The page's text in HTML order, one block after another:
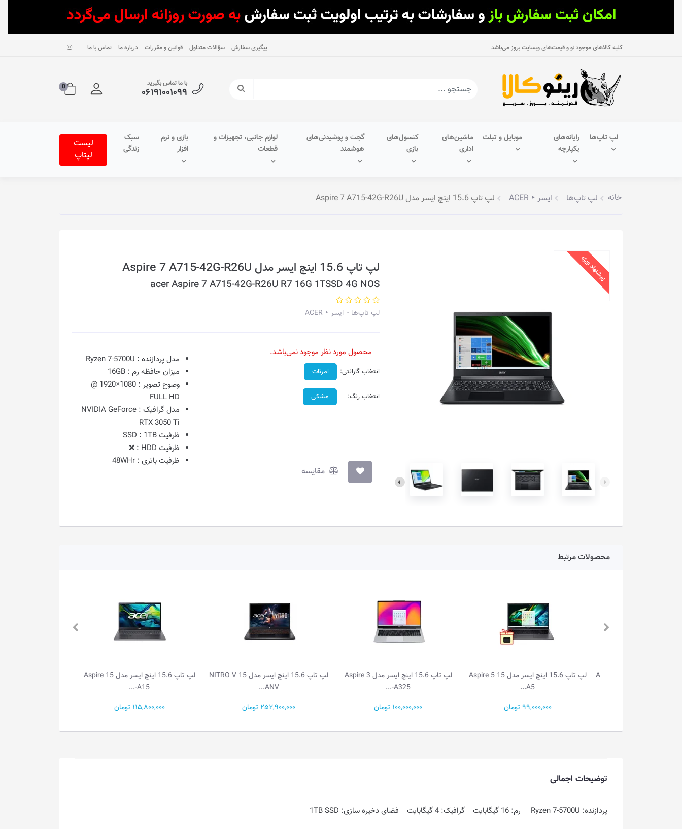
کلیه کالاهای موجود نو و قیمت‌های وبسایت بروز می‌باشد پیگیری سفارش سؤالات متداول قوانین و مقررات درباره ما تماس با ما
با ما تماس بگیرید
۰۶۱۹۱۰۰۱۰۹۹ 0
لپ تاپ‌ها
رایانه‌های
یکپارچه
موبایل و تبلت
ماشین‌های
اداری
کنسول‌های
بازی
گجت و پوشیدنی‌های
هوشمند
لوازم جانبی، تجهیزات و
قطعات
بازی و نرم
افزار
سبک
زندگی
لیست
لپتاپ
خانه لپ تاپ‌ها ایسر ‣ ACER لپ تاپ 15.6 اینچ ایسر مدل Aspire 7 A715-42G-R26U
پیشنهاد ویژه لپ تاپ 15.6 اینچ ایسر مدل Aspire 7 A715-42G-R26U
acer Aspire 7 A715-42G-R26U R7 16G 1TSSD 4G NOS
لپ تاپ‌ها ایسر ‣ ACER
محصول مورد نظر موجود نمی‌باشد.
انتخاب گارانتی: امرتات
انتخاب رنگ: مشکی
مقایسه
مدل پردازنده : Ryzen 7-5700U
میزان حافظه رم : 16GB
وضوح تصویر :
1080×1920 @
FULL HD
مدل گرافیک : NVIDIA GeForce
RTX 3050 Ti
ظرفیت SSD :1TB
ظرفیت HDD :
❌
ظرفیت باتری : 48WHr
محصولات مرتبط
لپ تاپ 15.6 اینچ ایسر مدل Aspire 5 15
A5...
99,000,000 تومان
لپ تاپ 15.6 اینچ ایسر مدل Aspire 3
A325-...
100,000,000 تومان
لپ تاپ 15.6 اینچ ایسر مدل NITRO V 15
ANV...
252,900,000 تومان
لپ تاپ 15.6 اینچ ایسر مدل Aspire 15
A15-...
115,800,000 تومان
توضیحات اجمالی
پردازنده: Ryzen 7-5700U رم: 16 گیگابایت گرافیک: 4 گیگابایت فضای ذخیره سازی: 1TB SSD